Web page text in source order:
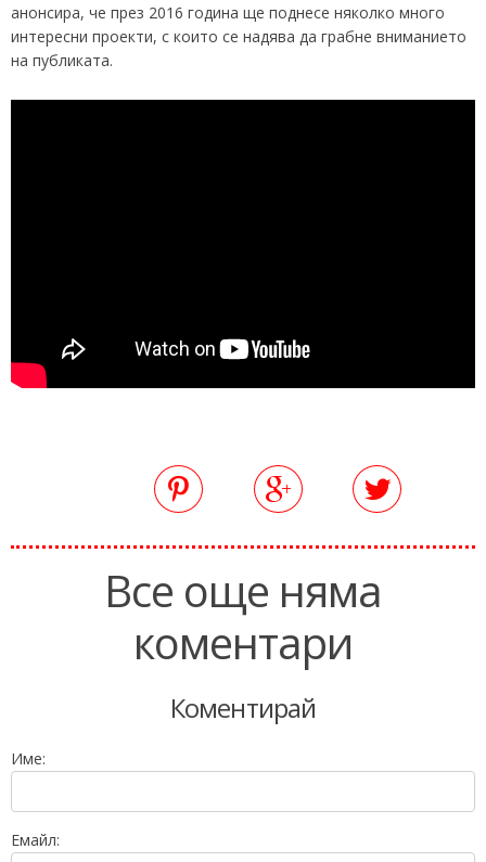
анонсира, че през 2016 година ще поднесе няколко много
интересни проекти, с които се надява да грабне вниманието
на публиката.
Все още няма
коментари
Коментирай
Име:
Емайл: